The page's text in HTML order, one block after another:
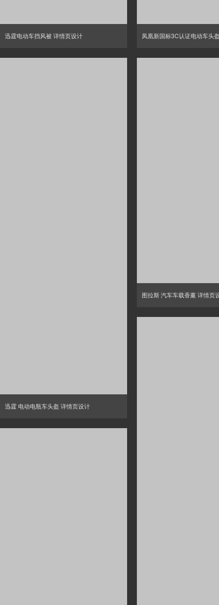
迅霆电动车挡风被 详情页设计 凤凰新国标3C认证电动车头
迅霆 电动电瓶车头盔 详情页设计
图拉斯 汽车车载香薰 详情页